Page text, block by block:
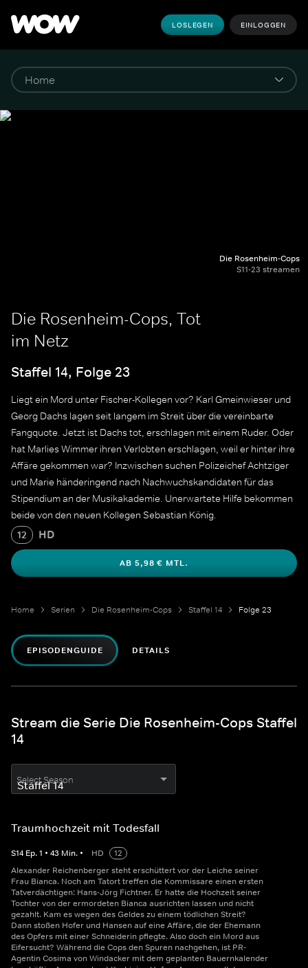
LOSLEGEN EINLOGGEN
Die Rosenheim-Cops
S11-23 streamen
Die Rosenheim-Cops, Tot
im Netz
Staffel 14, Folge 23
Liegt ein Mord unter Fischer-Kollegen vor? Karl Gmeinwieser und
Georg Dachs lagen seit langem im Streit über die vereinbarte
Fangquote. Jetzt ist Dachs tot, erschlagen mit einem Ruder. Oder
hat Marlies Wimmer ihren Verlobten erschlagen, weil er hinter ihre
Affäre gekommen war? Inzwischen suchen Polizeichef Achtziger
und Marie händeringend nach Nachwuchskandidaten für das
Stipendium an der Musikakademie. Unerwartete Hilfe bekommen
beide von den neuen Kollegen Sebastian König.
12
HD
AB 5,98 € MTL.
Home Serien Die Rosenheim-Cops Staffel 14 Folge 23
EPISODENGUIDE DETAILS
Stream die Serie Die Rosenheim-Cops Staffel
14
Select Season
Traumhochzeit mit Todesfall
S14 Ep.1 • 43 Min. • HD
12
Alexander Reichenberger steht erschüttert vor der Leiche seiner
Frau Bianca. Noch am Tatort treffen die Kommissare einen ersten
Tatverdächtigen: Hans-Jörg Fichtner. Er hatte die Hochzeit seiner
Tochter von der ermordeten Bianca ausrichten lassen und nicht
gezahlt. Kam es wegen des Geldes zu einem tödlichen Streit?
Dann stoßen Hofer und Hansen auf eine Affäre, die der Ehemann
des Opfers mit einer Schneiderin pflegte. Also doch ein Mord aus
Eifersucht? Während die Cops den Spuren nachgehen, ist PR-
Agentin Cosima von Windacker mit dem geplanten Bauernkalender